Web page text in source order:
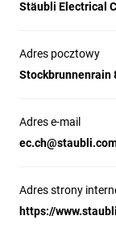
Stäubli Electrical
Adres pocztowy
Stockbrunnenrain
Adres e-mail
Adres strony
https://